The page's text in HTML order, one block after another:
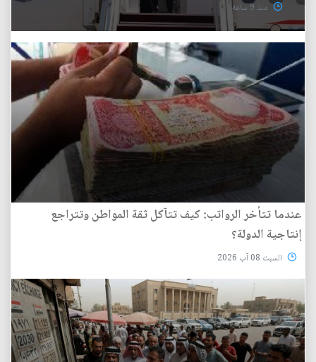
منذ 9 ساعة
عندما تتأخر الرواتب: كيف تتآكل ثقة المواطن وتتراجع
إنتاجية الدولة؟
السبت 08 آب 2026